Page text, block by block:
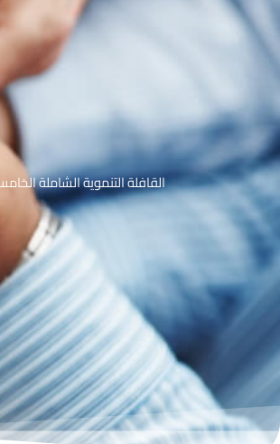
القافلة التنموية الشاملة